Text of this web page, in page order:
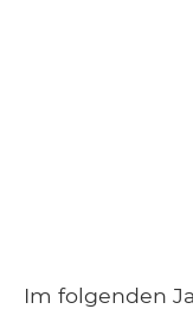
Im folgenden